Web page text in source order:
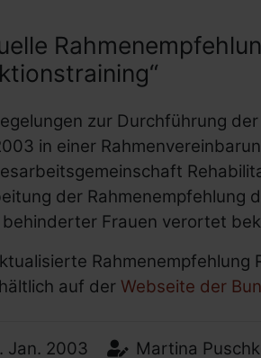
für behinderte Frauen
mit Behinderung
Menschen mit Behinderung
zur Durchführung
in einer
der Rahmenempfehlung
behinderter Frauen verortet
Rahmenempfehlung
auf der Webseite der
Jan. 2003 Autor:
Martina